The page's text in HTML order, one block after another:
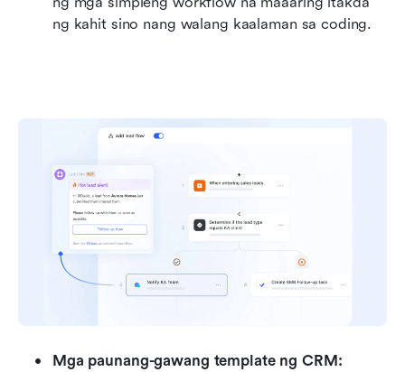
ng kahit sino nang walang kaalaman sa coding.
Mga paunang-gawang template ng CRM: